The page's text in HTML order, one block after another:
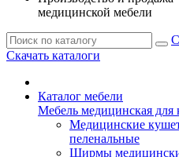
медицинской мебели
Скачать каталоги
Каталог мебели
Мебель медицинская для
Медицинские
пеленальные
Ширмы